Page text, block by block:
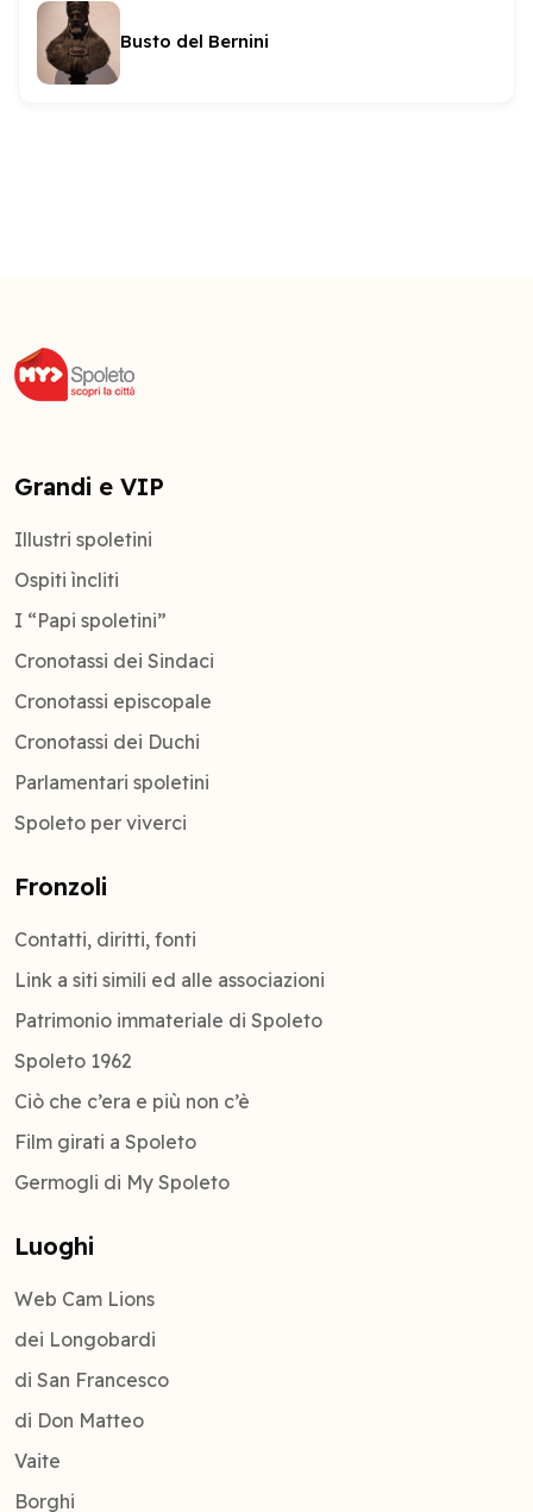
Busto del Bernini
Grandi e VIP
Illustri spoletini
Ospiti ìncliti
I “Papi spoletini”
Cronotassi dei Sindaci
Cronotassi episcopale
Cronotassi dei Duchi
Parlamentari spoletini
Spoleto per viverci
Fronzoli
Contatti, diritti, fonti
Link a siti simili ed alle associazioni
Patrimonio immateriale di Spoleto
Spoleto 1962
Ciò che c’era e più non c’è
Film girati a Spoleto
Germogli di My Spoleto
Luoghi
Web Cam Lions
dei Longobardi
di San Francesco
di Don Matteo
Vaite
Borghi